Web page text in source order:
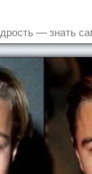
— знать